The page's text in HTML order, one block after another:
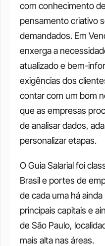
com conhecimento
pensamento criativo
demandados. Em
enxerga a
atualizado e bem-
exigências dos
contar com um bom
que as empresas
de analisar dados,
personalizar etapas.
O Guia Salarial foi
Brasil e portes de
de cada uma há
principais capitais e
de São Paulo,
mais alta nas áreas.